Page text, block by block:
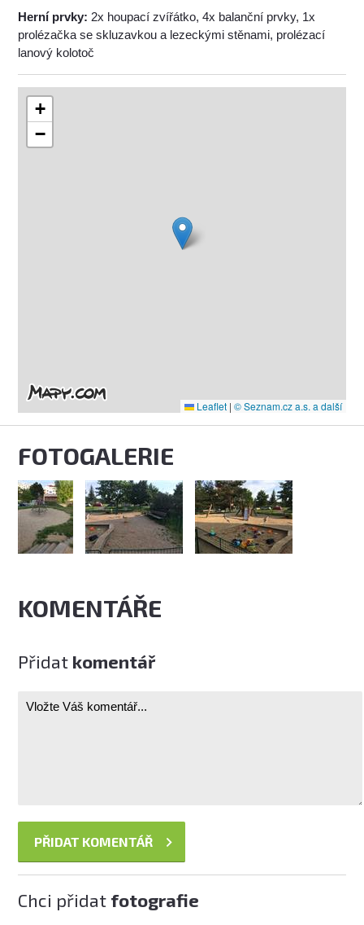
Herní prvky: 2x houpací zvířátko, 4x balanční prvky, 1x
prolézačka se skluzavkou a lezeckými stěnami, prolézací
lanový kolotoč
+
−
Leaflet | © Seznam.cz a.s. a další
FOTOGALERIE
KOMENTÁŘE
Přidat komentář
Chci přidat fotografie